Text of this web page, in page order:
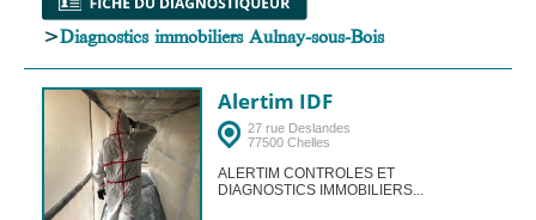
>Diagnostics immobiliers Aulnay-sous-Bois
Alertim IDF
27 rue Deslandes
77500 Chelles
ALERTIM CONTROLES ET
DIAGNOSTICS IMMOBILIERS...